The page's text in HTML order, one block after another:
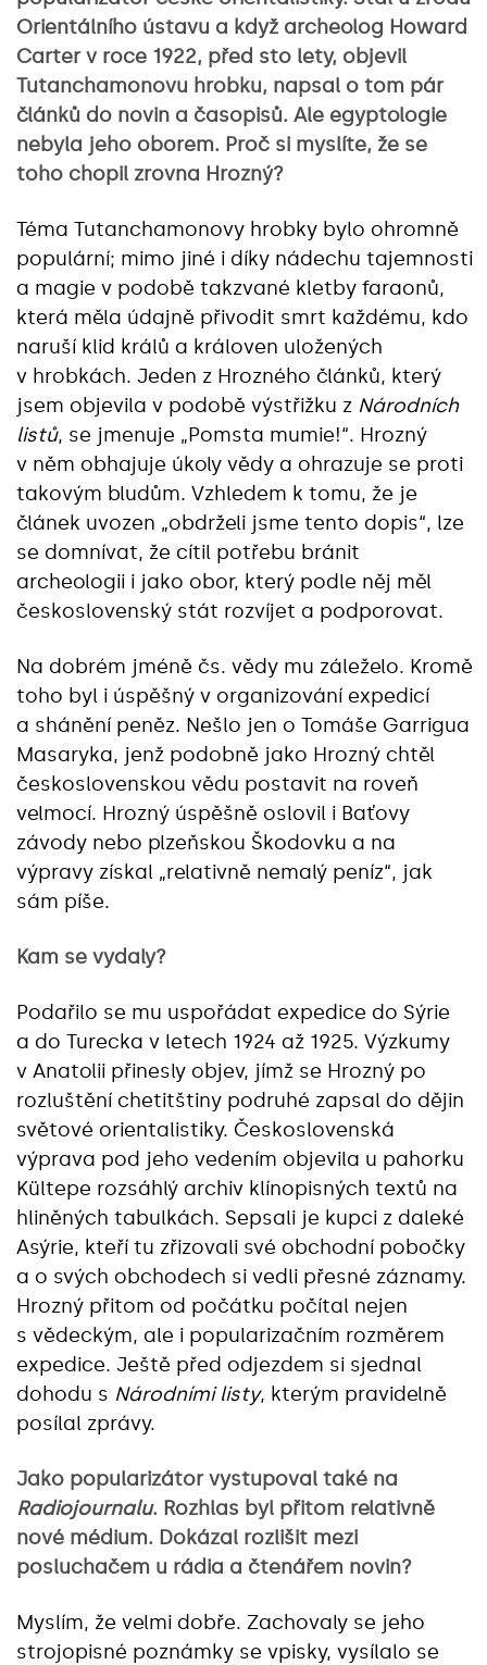
Orientálního ústavu a když archeolog Howard
Carter v roce 1922, před sto lety, objevil
Tutanchamonovu hrobku, napsal o tom pár
článků do novin a časopisů. Ale egyptologie
nebyla jeho oborem. Proč si myslíte, že se
toho chopil zrovna Hrozný?
Téma Tutanchamonovy hrobky bylo ohromně
populární; mimo jiné i díky nádechu tajemnosti
a magie v podobě takzvané kletby faraonů,
která měla údajně přivodit smrt každému, kdo
naruší klid králů a královen uložených
v hrobkách. Jeden z Hrozného článků, který
jsem objevila v podobě výstřižku z Národních
listů, se jmenuje „Pomsta mumie!“. Hrozný
v něm obhajuje úkoly vědy a ohrazuje se proti
takovým bludům. Vzhledem k tomu, že je
článek uvozen „obdrželi jsme tento dopis“, lze
se domnívat, že cítil potřebu bránit
archeologii i jako obor, který podle něj měl
československý stát rozvíjet a podporovat.
Na dobrém jméně čs. vědy mu záleželo. Kromě
toho byl i úspěšný v organizování expedicí
a shánění peněz. Nešlo jen o Tomáše Garrigua
Masaryka, jenž podobně jako Hrozný chtěl
československou vědu postavit na roveň
velmocí. Hrozný úspěšně oslovil i Baťovy
závody nebo plzeňskou Škodovku a na
výpravy získal „relativně nemalý peníz“, jak
sám píše.
Kam se vydaly?
Podařilo se mu uspořádat expedice do Sýrie
a do Turecka v letech 1924 až 1925. Výzkumy
v Anatolii přinesly objev, jímž se Hrozný po
rozluštění chetitštiny podruhé zapsal do dějin
světové orientalistiky. Československá
výprava pod jeho vedením objevila u pahorku
Kültepe rozsáhlý archiv klínopisných textů na
hliněných tabulkách. Sepsali je kupci z daleké
Asýrie, kteří tu zřizovali své obchodní pobočky
a o svých obchodech si vedli přesné záznamy.
Hrozný přitom od počátku počítal nejen
s vědeckým, ale i popularizačním rozměrem
expedice. Ještě před odjezdem si sjednal
dohodu s Národními listy, kterým pravidelně
posílal zprávy.
Jako popularizátor vystupoval také na
Radiojournalu. Rozhlas byl přitom relativně
nové médium. Dokázal rozlišit mezi
posluchačem u rádia a čtenářem novin?
Myslím, že velmi dobře. Zachovaly se jeho
strojopisné poznámky se vpisky, vysílalo se